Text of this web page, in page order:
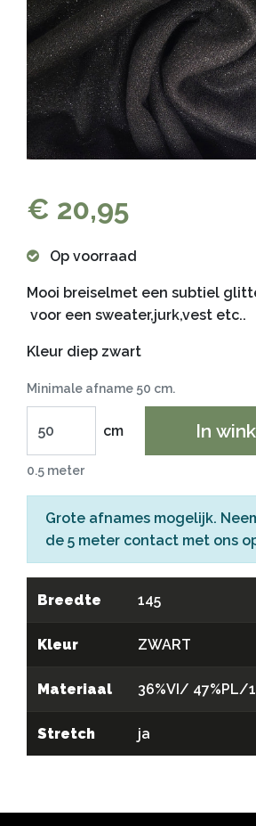
€ 20,95
Op voorraad
Mooi breiselmet een subtiel
voor een sweater,jurk,vest etc..
Kleur diep zwart
Minimale afname 50 cm.
cm In
0.5 meter
Grote afnames mogelijk.
de 5 meter contact met ons
Breedte 145
Kleur ZWART
Materiaal 36%VI/ 47%PL/
Stretch ja